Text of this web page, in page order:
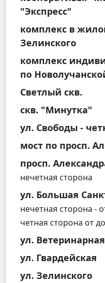
"Экспресс"
комплекс в
Зелинского
комплекс
по
Светлый скв.
скв. "Минутка"
ул. Свободы -
мост по просп.
просп.
нечетная сторона
ул. Большая
нечетная сторона -
четная сторона от
ул. Ветеринарная
ул. Гвардейская
ул. Зелинского